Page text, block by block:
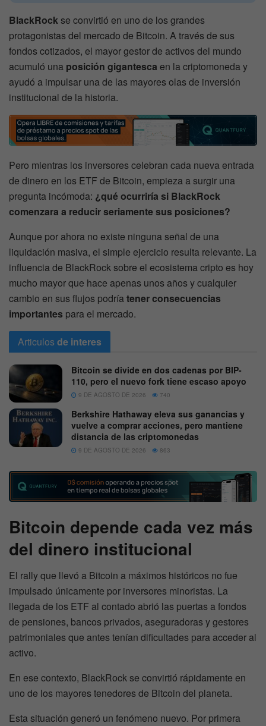
BlackRockse convirtió en uno de los grandes
protagonistas del mercado de Bitcoin. A través de sus
fondos cotizados, el mayor gestor de activos del mundo
acumuló una posición gigantesca en la criptomoneda y
ayudó a impulsar una de las mayores olas de inversión
institucional de la historia.
Pero mientras los inversores celebran cada nueva entrada
de dinero en los ETF de Bitcoin, empieza a surgir una
pregunta incómoda: ¿qué ocurriría si BlackRock
comenzara a reducir seriamente sus posiciones?
Aunque por ahora no existe ninguna señal de una
liquidación masiva, el simple ejercicio resulta relevante. La
influencia de BlackRock sobre el ecosistema cripto es hoy
mucho mayor que hace apenas unos años y cualquier
cambio en sus flujos podríatener consecuencias
importantes para el mercado.
Articulosde interes
Bitcoin se divide en dos cadenas por BIP-
110, pero el nuevo fork tiene escaso apoyo
9 DE AGOSTO DE 2026 740
Berkshire Hathaway eleva sus ganancias y
vuelve a comprar acciones, pero mantiene
distancia de las criptomonedas
9 DE AGOSTO DE 2026 863
Bitcoin depende cada vez más
del dinero institucional
El rally que llevó a Bitcoin a máximos históricos no fue
impulsado únicamente por inversores minoristas. La
llegada de los ETF al contado abrió las puertas a fondos
de pensiones, bancos privados, aseguradoras y gestores
patrimoniales que antes tenían dificultades para acceder al
activo.
En ese contexto, BlackRock se convirtió rápidamente en
uno de los mayores tenedores de Bitcoin del planeta.
Esta situación generó un fenómeno nuevo. Por primera